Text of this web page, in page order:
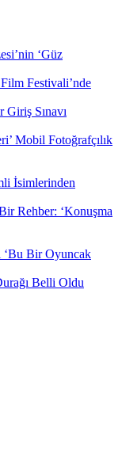
‘Güz
Festivali’nde
Sınavı
Mobil Fotoğrafçılık
İsimlerinden
Rehber: ‘Konuşma
Bir Oyuncak
Belli Oldu